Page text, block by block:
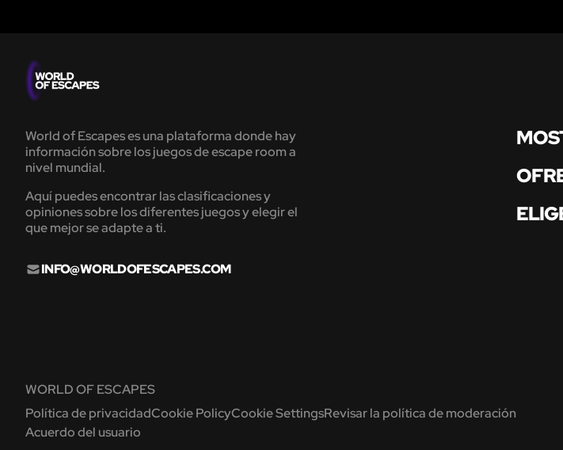
World of Escapes es una plataforma donde hay
información sobre los juegos de escape room a
nivel mundial.
Aquí puedes encontrar las clasificaciones y
opiniones sobre los diferentes juegos y elegir el
que mejor se adapte a ti.
INFO@WORLDOFESCAPES.COM
WORLD OF ESCAPES
Política de privacidadCookie PolicyCookie SettingsRevisar la política de moderación
Acuerdo del usuario